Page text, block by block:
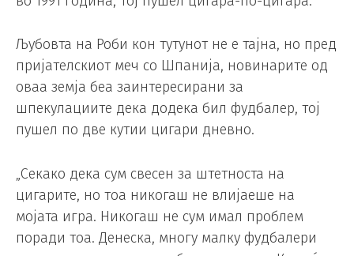
Љубовта на Роби кон тутунот не е тајна, но пред
пријателскиот меч со Шпанија, новинарите од
оваа земја беа заинтересирани за
шпекулациите дека додека бил фудбалер, тој
пушел по две кутии цигари дневно.
„Секако дека сум свесен за штетноста на
цигарите, но тоа никогаш не влијаеше на
мојата игра. Никогаш не сум имал проблем
поради тоа. Денеска, многу малку фудбалери